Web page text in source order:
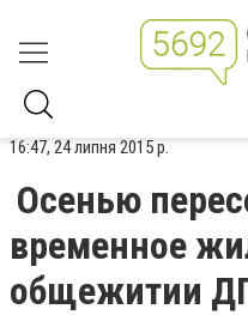
16:47, 24 липня 2015 р.
Осенью
временное
общежитии